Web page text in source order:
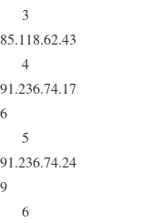
3
85.118.62.43
4
91.236.74.17
6
5
91.236.74.24
9
6